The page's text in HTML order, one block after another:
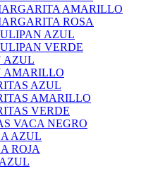
AMARILLO
ROSA
AZUL
VERDE
AZUL
AMARILLO
AZUL
AMARILLO
VERDE
VACA NEGRO
AZUL
ROJA